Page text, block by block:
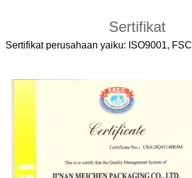
Sertifikat
Sertifikat perusahaan yaiku: ISO9001, FSC